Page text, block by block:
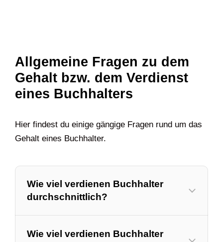
Allgemeine Fragen zu dem
Gehalt bzw. dem Verdienst
eines Buchhalters
Hier findest du einige gängige Fragen rund um das
Gehalt eines Buchhalter.
Wie viel verdienen Buchhalter
durchschnittlich?
Wie viel verdienen Buchhalter